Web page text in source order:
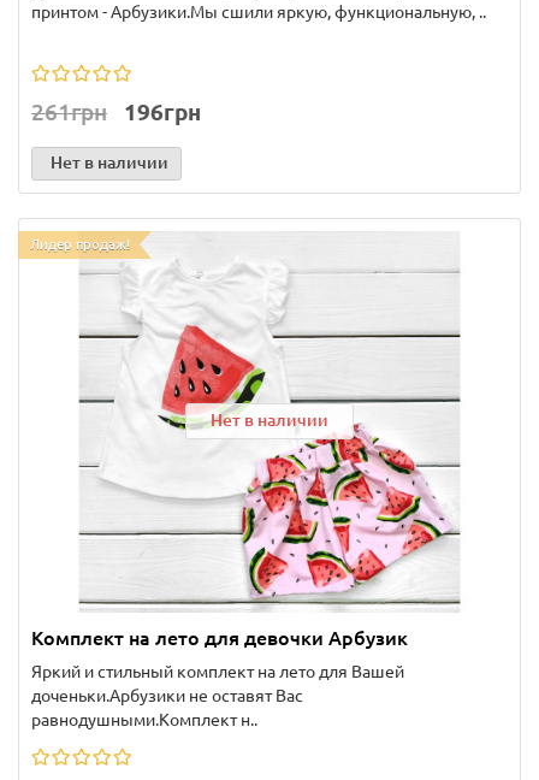
принтом - Арбузики.Мы сшили яркую, функциональную, ..
261грн 196грн
Нет в наличии
Лидер продаж!
Нет в наличии
Комплект на лето для девочки Арбузик
Яркий и стильный комплект на лето для Вашей
доченьки.Арбузики не оставят Вас
равнодушными.Комплект н..